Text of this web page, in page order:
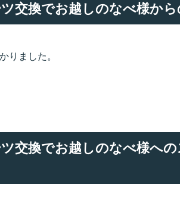
交換でお越しのなべ様から
りました。
ツ交換でお越しのなべ様へ